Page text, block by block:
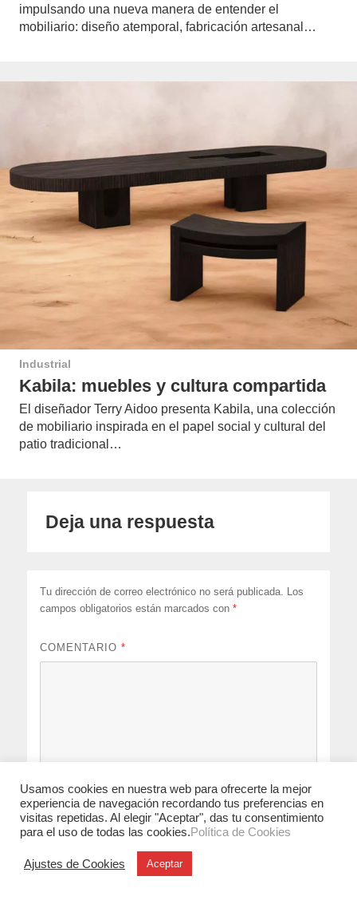
impulsando una nueva manera de entender el
mobiliario: diseño atemporal, fabricación artesanal…
Industrial
Kabila: muebles y cultura compartida
El diseñador Terry Aidoo presenta Kabila, una colección
de mobiliario inspirada en el papel social y cultural del
patio tradicional…
Deja una respuesta
Tu dirección de correo electrónico no será publicada. Los
campos obligatorios están marcados con*
COMENTARIO*
Usamos cookies en nuestra web para ofrecerte la mejor
experiencia de navegación recordando tus preferencias en
visitas repetidas. Al elegir "Aceptar", das tu consentimiento
para el uso de todas las cookies.Política de Cookies
Ajustes de Cookies Aceptar